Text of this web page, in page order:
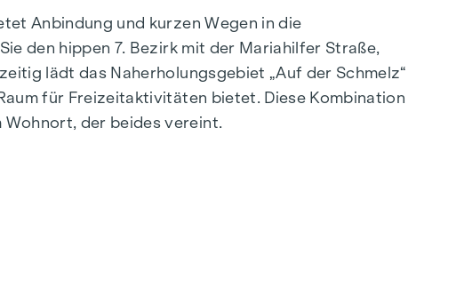
auf außergewöhnliche Weise vereint. Die
ausstrahlen – ideal auf ein stilvolles, modernes
für natürliche Behaglichkeit. Für zusätzlichen
Anbindung und kurzen Wegen in die
den hippen 7. Bezirk mit der Mariahilfer Straße,
lädt das Naherholungsgebiet „Auf der Schmelz“
für Freizeitaktivitäten bietet. Diese Kombination
der beides vereint.